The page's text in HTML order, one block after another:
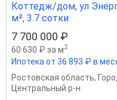
Коттедж/дом, ул
м², 3.7 сотки
7 700 000 ₽
60 630 ₽ за м2
Ипотека от 36 893 ₽ в
Ростовская область,
Центральный р-н